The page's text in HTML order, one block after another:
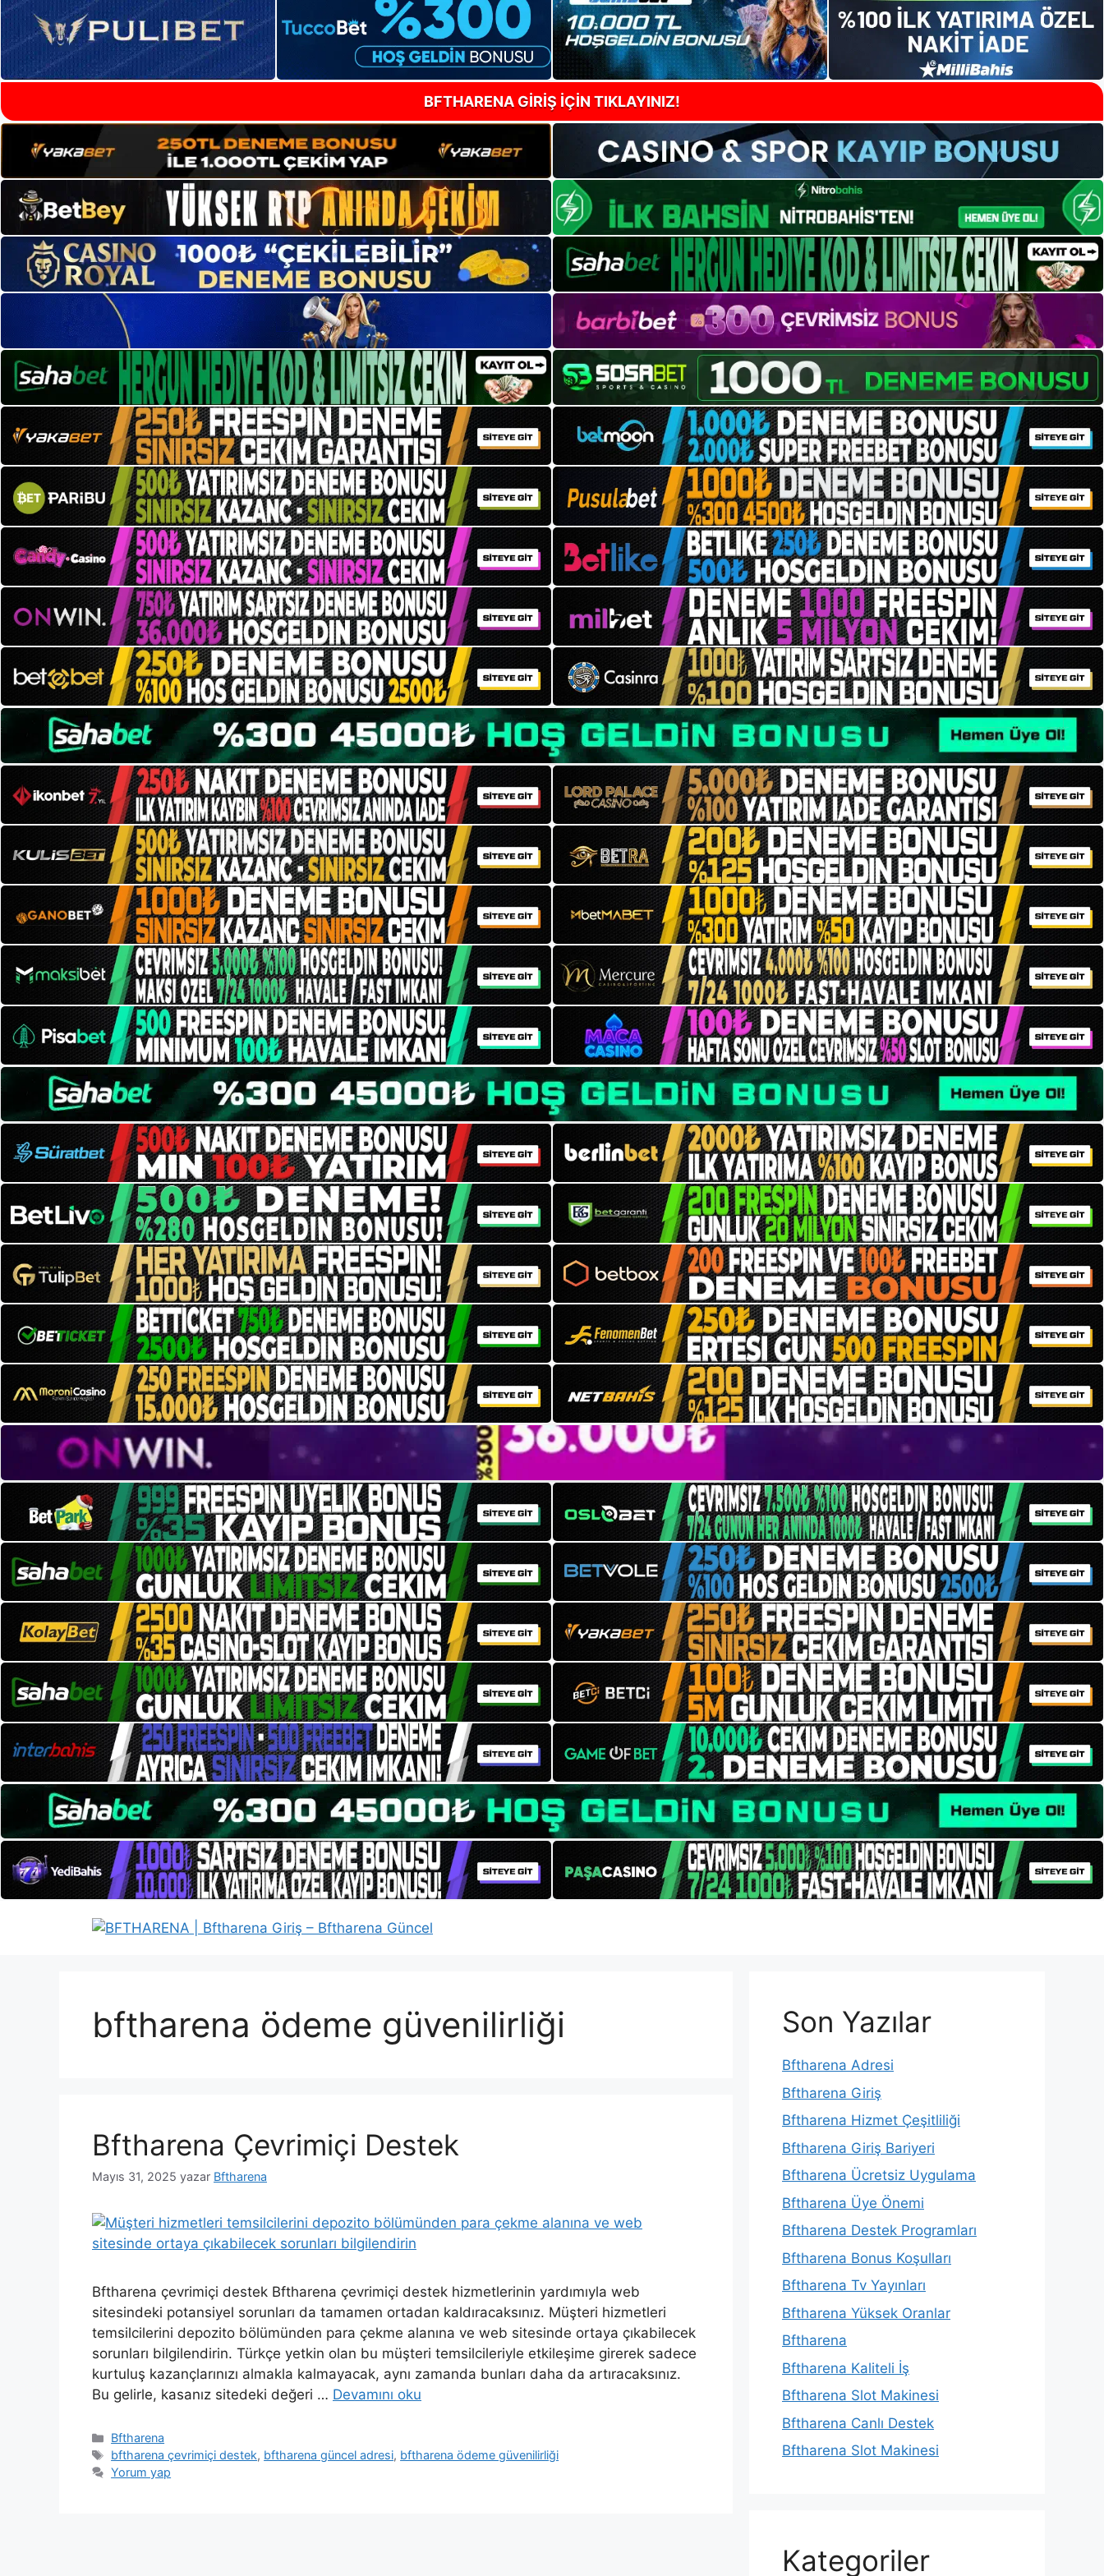
BFTHARENA GİRİŞ İÇİN TIKLAYINIZ!
bftharena ödeme güvenilirliği
Bftharena Çevrimiçi Destek
Mayıs 31, 2025 yazar Bftharena
Bftharena çevrimiçi destek Bftharena çevrimiçi destek hizmetlerinin yardımıyla web
sitesindeki potansiyel sorunları da tamamen ortadan kaldıracaksınız. Müşteri hizmetleri
temsilcilerini depozito bölümünden para çekme alanına ve web sitesinde ortaya çıkabilecek
sorunları bilgilendirin. Türkçe yetkin olan bu müşteri temsilcileriyle etkileşime girerek sadece
kurtuluş kazançlarınızı almakla kalmayacak, aynı zamanda bunları daha da artıracaksınız.
Bu gelirle, kasanız sitedeki değeri … Devamını oku
Kategoriler
Bftharena
Etiketler
bftharena çevrimiçi destek, bftharena güncel adresi, bftharena ödeme güvenilirliği
Yorum yap
Son Yazılar
Bftharena Adresi
Bftharena Giriş
Bftharena Hizmet Çeşitliliği
Bftharena Giriş Bariyeri
Bftharena Ücretsiz Uygulama
Bftharena Üye Önemi
Bftharena Destek Programları
Bftharena Bonus Koşulları
Bftharena Tv Yayınları
Bftharena Yüksek Oranlar
Bftharena
Bftharena Kaliteli İş
Bftharena Slot Makinesi
Bftharena Canlı Destek
Bftharena Slot Makinesi
Kategoriler